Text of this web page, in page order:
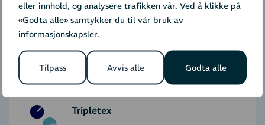
eller innhold, og analysere trafikken vår. Ved å klikke på
«Godta alle» samtykker du til vår bruk av
informasjonskapsler.
Tilpass Avvis alle Godta alle
Nettbutikk
Les mer
Tripletex